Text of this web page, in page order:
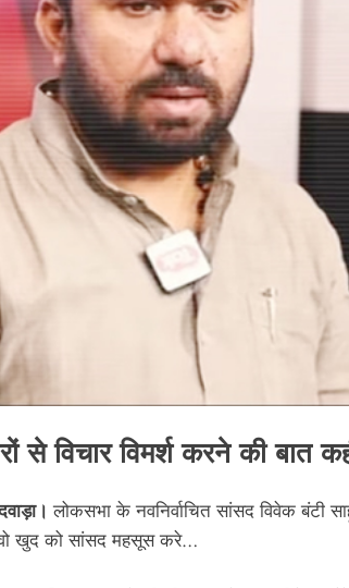
से विचार विमर्श करने की बात
लोकसभा के नवनिर्वाचित सांसद विवेक बंटी
वो खुद को सांसद महसूस करे…